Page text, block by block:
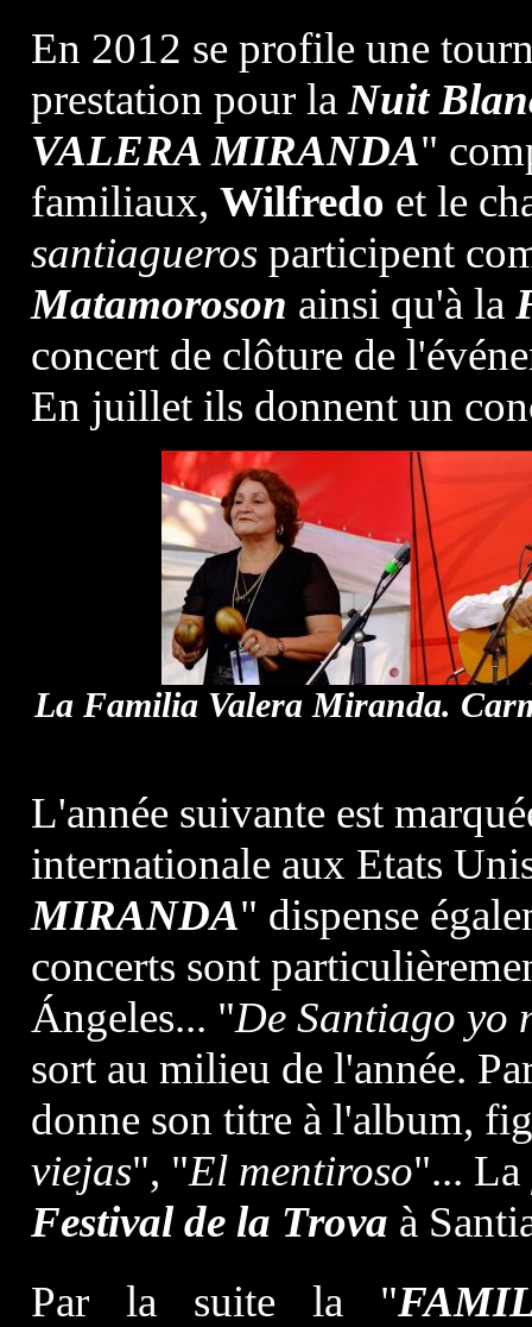
En 2012 se profile une
prestation pour la Nuit
VALERA MIRANDA"
familiaux, Wilfredo et le
santiaguerosparticipent
Matamoroson ainsi qu'à la
concert de clôture de
En juillet ils donnent un
La Familia Valera Miranda.
L'année suivante est
internationale aux Etats
MIRANDA" dispense
concerts sont
Ángeles... "De Santiago yo
sort au milieu de l'année.
donne son titre à l'album,
viejas", "El mentiroso"... La
Festival de la Trova à
Par la suite la "